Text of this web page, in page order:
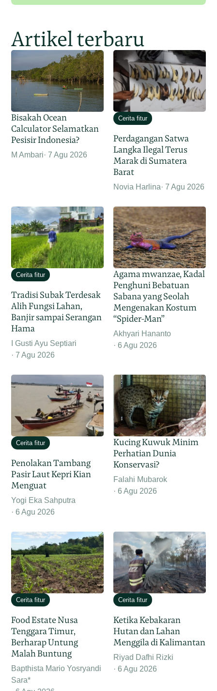
Artikel terbaru
Bisakah Ocean
Calculator Selamatkan
Pesisir Indonesia?
M Ambari 7 Agu 2026
Cerita fitur
Perdagangan Satwa
Langka Ilegal Terus
Marak di Sumatera
Barat
Novia Harlina 7 Agu 2026
Cerita fitur
Tradisi Subak Terdesak
Alih Fungsi Lahan,
Banjir sampai Serangan
Hama
I Gusti Ayu Septiari
7 Agu 2026
Agama mwanzae, Kadal
Penghuni Bebatuan
Sabana yang Seolah
Mengenakan Kostum
“Spider-Man”
Akhyari Hananto
6 Agu 2026
Cerita fitur
Penolakan Tambang
Pasir Laut Kepri Kian
Menguat
Yogi Eka Sahputra
6 Agu 2026
Kucing Kuwuk Minim
Perhatian Dunia
Konservasi?
Falahi Mubarok
6 Agu 2026
Cerita fitur
Food Estate Nusa
Tenggara Timur,
Berharap Untung
Malah Buntung
Bapthista Mario Yosryandi
Sara*
Cerita fitur
Ketika Kebakaran
Hutan dan Lahan
Menggila di Kalimantan
Riyad Dafhi Rizki
6 Agu 2026